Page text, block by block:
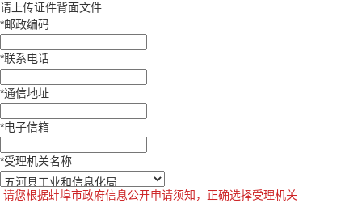
请上传证件背面文件
*邮政编码
*联系电话
*通信地址
*电子信箱
*受理机关名称
请您根据蚌埠市政府信息公开申请须知，正确选择受理机关